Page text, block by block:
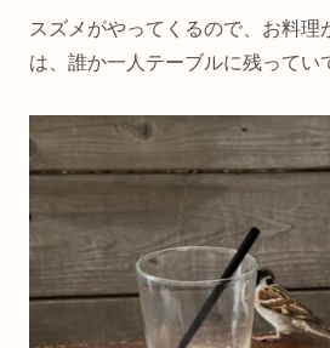
スズメがやってくるので、お料理
は、誰か一人テーブルに残ってい